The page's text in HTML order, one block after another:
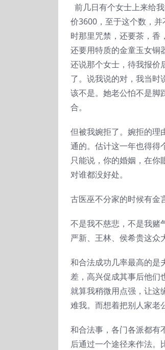
前几日有个女士上来给
价3600，至于这个数，
时那里咒禁，还要茶，香
还要用特质的金童玉女铜
还说那个女士，待我报价
了。说我说的对，我当时
该不是。她老公怕不是脚
合。
但被我婉拒了。婉拒的
通的。估计这一年也得得
只能说，你的婚姻，在你
对谁都没好处。
古医巫不分家的时候有金
不是我不慈悲，不是我赌
严新、王林、侯希贵这众
和合法成功几率最高的是
差，高兴促成其事后他们
就算我稍微用点强，让这
难我。而想着把别人家老
和合法事，各门各派都有
后通过一个途径来作法。